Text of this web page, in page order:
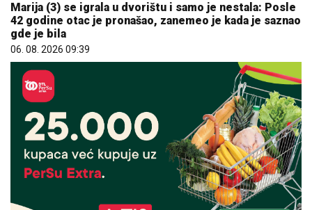
Marija (3) se igrala u dvorištu i samo je nestala: Posle
42 godine otac je pronašao, zanemeo je kada je saznao
gde je bila
06. 08. 2026 09:39